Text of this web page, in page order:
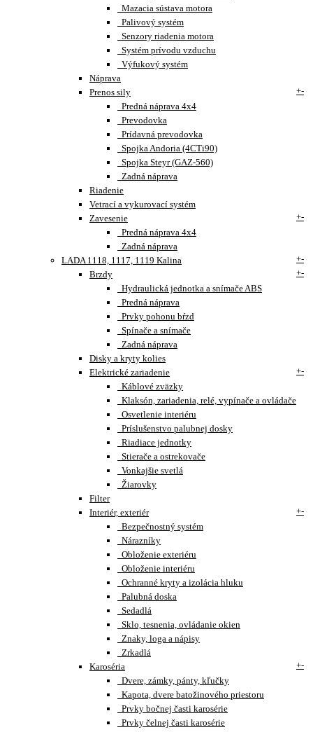
Mazacia sústava motora
Palivový systém
Senzory riadenia motora
Systém prívodu vzduchu
Výfukový systém
Náprava
Prenos sily
+-
Predná náprava 4x4
Prevodovka
Prídavná prevodovka
Spojka Andoria (4CTi90)
Spojka Steyr (GAZ-560)
Zadná náprava
Riadenie
Vetrací a vykurovací systém
Zavesenie
+-
Predná náprava 4x4
Zadná náprava
LADA 1118, 1117, 1119 Kalina
+-
Brzdy
+-
Hydraulická jednotka a snímače ABS
Predná náprava
Prvky pohonu bŕzd
Spínače a snímače
Zadná náprava
Disky a kryty kolies
Elektrické zariadenie
+-
Káblové zväzky
Klaksón, zariadenia, relé, vypínače a ovládače
Osvetlenie interiéru
Príslušenstvo palubnej dosky
Riadiace jednotky
Stierače a ostrekovače
Vonkajšie svetlá
Žiarovky
Filter
Interiér, exteriér
+-
Bezpečnostný systém
Nárazníky
Obloženie exteriéru
Obloženie interiéru
Ochranné kryty a izolácia hluku
Palubná doska
Sedadlá
Sklo, tesnenia, ovládanie okien
Znaky, loga a nápisy
Zrkadlá
Karoséria
+-
Dvere, zámky, pánty, kľučky
Kapota, dvere batožinového priestoru
Prvky bočnej časti karosérie
Prvky čelnej časti karosérie